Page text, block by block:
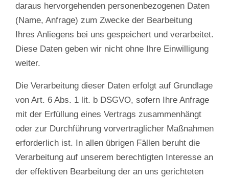
daraus hervorgehenden personenbezogenen Daten
(Name, Anfrage) zum Zwecke der Bearbeitung
Ihres Anliegens bei uns gespeichert und verarbeitet.
Diese Daten geben wir nicht ohne Ihre Einwilligung
weiter.
Die Verarbeitung dieser Daten erfolgt auf Grundlage
von Art. 6 Abs. 1 lit. b DSGVO, sofern Ihre Anfrage
mit der Erfüllung eines Vertrags zusammenhängt
oder zur Durchführung vorvertraglicher Maßnahmen
erforderlich ist. In allen übrigen Fällen beruht die
Verarbeitung auf unserem berechtigten Interesse an
der effektiven Bearbeitung der an uns gerichteten